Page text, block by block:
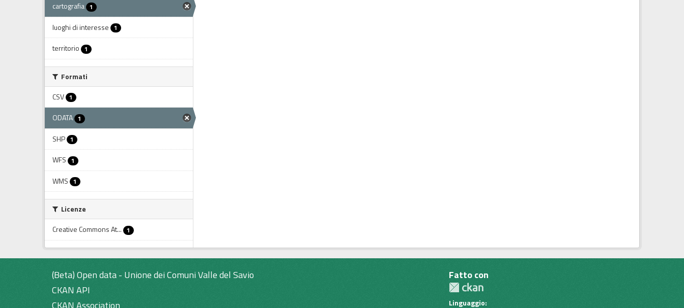
cartografia 1
luoghi di interesse 1
territorio 1
Formati
CSV 1
ODATA 1
SHP 1
WFS 1
WMS 1
Licenze
Creative Commons At... 1
(Beta) Open data - Unione dei Comuni Valle del Savio
CKAN API
CKAN Association
Fatto con
Linguaggio